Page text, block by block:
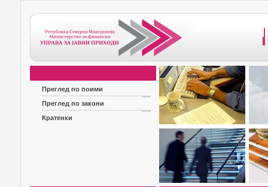
Преглед по поими
Преглед по закони
Кратенки